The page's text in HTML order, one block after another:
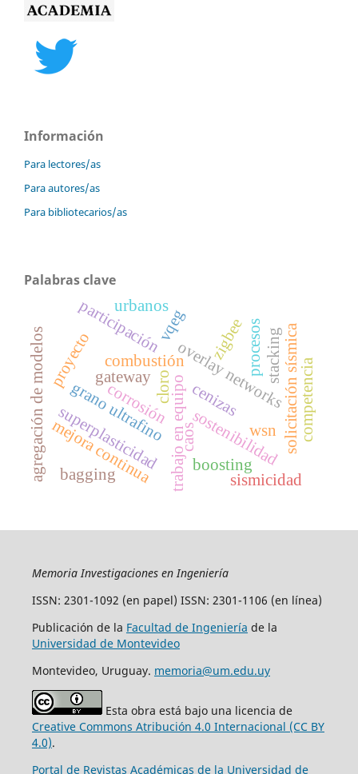
Información
Para lectores/as
Para autores/as
Para bibliotecarios/as
Palabras clave
sostenibilidad
trabajo en equipo
combustión
cenizas
cloro
corrosión
wsn
gateway overlay networks
zigbee
superplasticidad
grano ultrafino
mejora continua
procesos
participación
agregación de modelos boosting
bagging
stacking
vqeg solicitación sísmica
sismicidad
caos
proyecto competencia
urbanos
Memoria Investigaciones en Ingeniería
ISSN: 2301-1092 (en papel) ISSN: 2301-1106 (en línea)
Publicación de la Facultad de Ingeniería de la
Universidad de Montevideo
Montevideo, Uruguay. memoria@um.edu.uy
Esta obra está bajo una licencia de
Creative Commons Atribución 4.0 Internacional (CC BY
4.0).
Portal de Revistas Académicas de la Universidad de